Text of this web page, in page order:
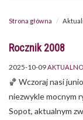
Strona główna
Rocznik 2008
2025-10-09
🏀 Wczoraj nasi
niezwykle mocnym
Sopot, aktualnym